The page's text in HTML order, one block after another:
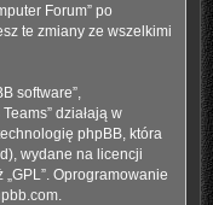
Forum” po
te zmiany ze wszelkimi
software”,
działają w
phpBB, która
wydane na licencji
„GPL”. Oprogramowanie
.